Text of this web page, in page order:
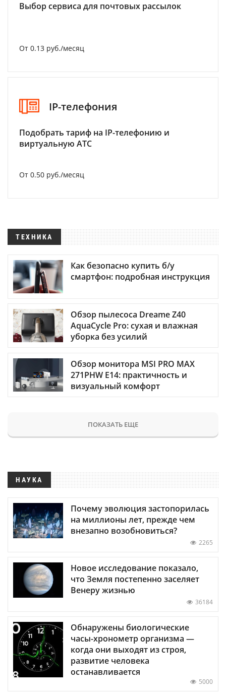
Выбор сервиса для почтовых рассылок
От 0.13 руб./месяц
IP-телефония
Подобрать тариф на IP-телефонию и
виртуальную АТС
От 0.50 руб./месяц
ТЕХНИКА
Как безопасно купить б/у
смартфон: подробная инструкция
Обзор пылесоса Dreame Z40
AquaCycle Pro: сухая и влажная
уборка без усилий
Обзор монитора MSI PRO MAX
271PHW E14: практичность и
визуальный комфорт
ПОКАЗАТЬ ЕЩЕ
НАУКА
Почему эволюция застопорилась
на миллионы лет, прежде чем
внезапно возобновиться?
2265
Новое исследование показало,
что Земля постепенно заселяет
Венеру жизнью
36184
Обнаружены биологические
часы-хронометр организма —
когда они выходят из строя,
развитие человека
останавливается
5000